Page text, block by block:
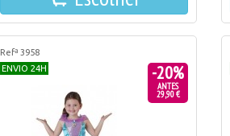
Refª 3958
ENVIO 24H
-20%
ANTES
29,90 €